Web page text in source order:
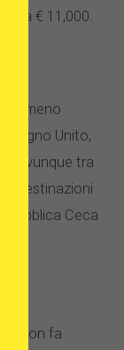
a € 11,000.
meno
Regno Unito,
ovunque tra
destinazioni
Ceca
non fa